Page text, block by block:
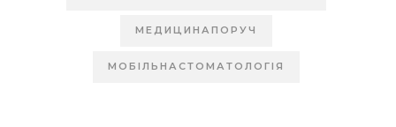
МЕДИЦИНАПОРУЧ
МОБІЛЬНАСТОМАТОЛОГІЯ